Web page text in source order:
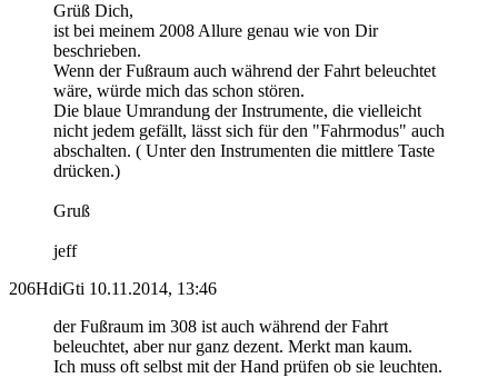
Grüß Dich,
ist bei meinem 2008 Allure genau wie von Dir
beschrieben.
Wenn der Fußraum auch während der Fahrt beleuchtet
wäre, würde mich das schon stören.
Die blaue Umrandung der Instrumente, die vielleicht
nicht jedem gefällt, lässt sich für den "Fahrmodus" auch
abschalten. ( Unter den Instrumenten die mittlere Taste
drücken.)
Gruß
jeff
206HdiGti 10.11.2014, 13:46
der Fußraum im 308 ist auch während der Fahrt
beleuchtet, aber nur ganz dezent. Merkt man kaum.
Ich muss oft selbst mit der Hand prüfen ob sie leuchten.